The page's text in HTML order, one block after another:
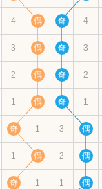
4 偶 奇 4
3 偶 奇 3
2 偶 奇 2
1 偶 奇 1
奇 1 3 偶
1 偶 2 偶
奇 1 1 偶